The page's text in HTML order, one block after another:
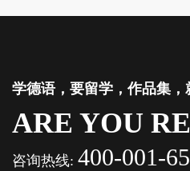
学德语，要留学，作品集，
ARE YOU
咨询热线: 400-001-